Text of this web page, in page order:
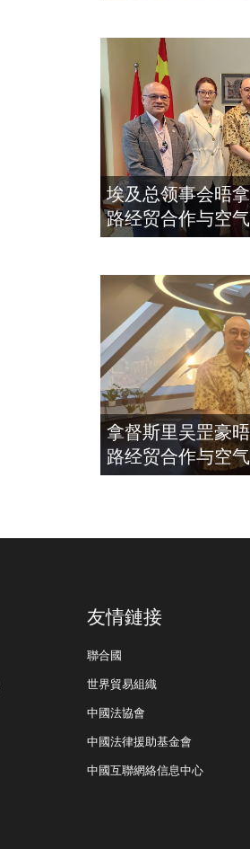
埃及总领事会晤
路经贸合作与空
拿督斯里吴罡豪
路经贸合作与空
友情鏈接
聯合國
世界貿易組織
中國法協會
中國法律援助基金會
中國互聯網絡信息中心